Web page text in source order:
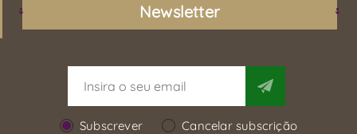
Newsletter
Subscrever Cancelar subscrição